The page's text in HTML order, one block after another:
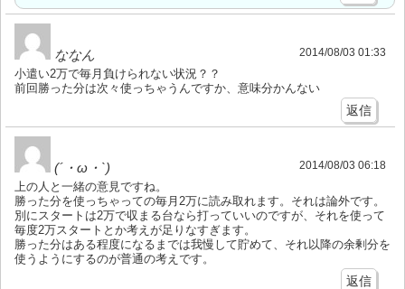
ななん 2014/08/03 01:33
小遣い2万で毎月負けられない状況？？
前回勝った分は次々使っちゃうんですか、意味分かんない
返信
(´・ω・`) 2014/08/03 06:18
上の人と一緒の意見ですね。
勝った分を使っちゃっての毎月2万に読み取れます。それは論外です。
別にスタートは2万で収まる台なら打っていいのですが、それを使って
毎度2万スタートとか考えが足りなすぎます。
勝った分はある程度になるまでは我慢して貯めて、それ以降の余剰分を
使うようにするのが普通の考えです。
返信